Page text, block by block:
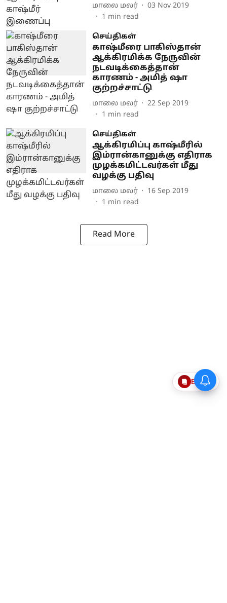
மாலை மலர்
03 Nov 2019
1 min read
செய்திகள்
காஷ்மீரை பாகிஸ்தான்
ஆக்கிரமிக்க நேருவின்
நடவடிக்கைத்தான்
காரணம் - அமித் ஷா
குற்றச்சாட்டு
மாலை மலர்
22 Sep 2019
1 min read
செய்திகள்
ஆக்கிரமிப்பு காஷ்மீரில்
இம்ரான்கானுக்கு எதிராக
முழக்கமிட்டவர்கள் மீது
வழக்கு பதிவு
மாலை மலர்
16 Sep 2019
1 min read
Read More
Epaper